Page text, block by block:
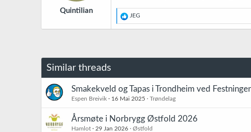
:
Quintilian
R
e
a
e
r
JEG
Similar threads
Smakekveld og Tapas i Trondheim ved
Espen Breivik 16 Mai 2025 Trøndelag
Årsmøte i Norbrygg Østfold 2026
Hamlot 29 Jan 2026 Østfold